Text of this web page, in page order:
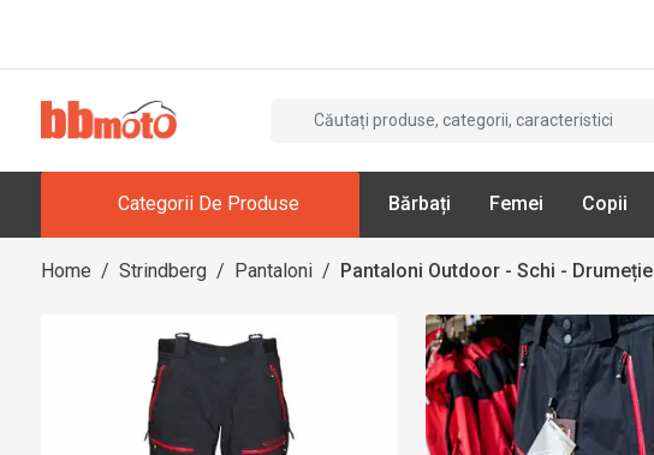
Categorii De Produse Bărbați Femei Copii
Home / Strindberg / Pantaloni / Pantaloni Outdoor - Schi - Drumeție